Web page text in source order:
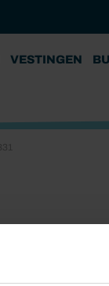
VESTINGEN